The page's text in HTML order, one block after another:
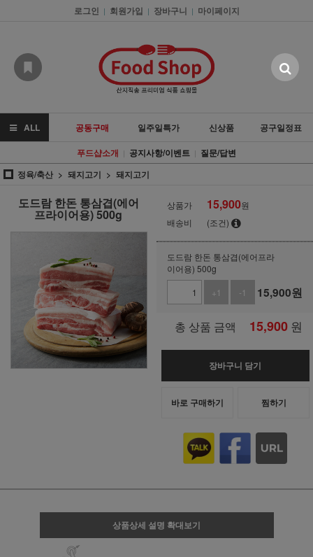
로그인 | 회원가입 | 장바구니 | 마이페이지
ALL 공동구매 일주일특가 신상품
공구일정표
푸드샵소개 | 공지사항/이벤트 | 질문/답변
정육/축산
돼지고기 돼지고기
도드람 한돈 통삼겹(에어
프라이어용) 500g
상품가 15,900원
배송비
(조건)
도드람 한돈 통삼겹(에어프라
이어용) 500g
+1
-1 15,900원
총 상품 금액 15,900 원
장바구니 담기
바로 구매하기 찜하기
상품상세 설명 확대보기